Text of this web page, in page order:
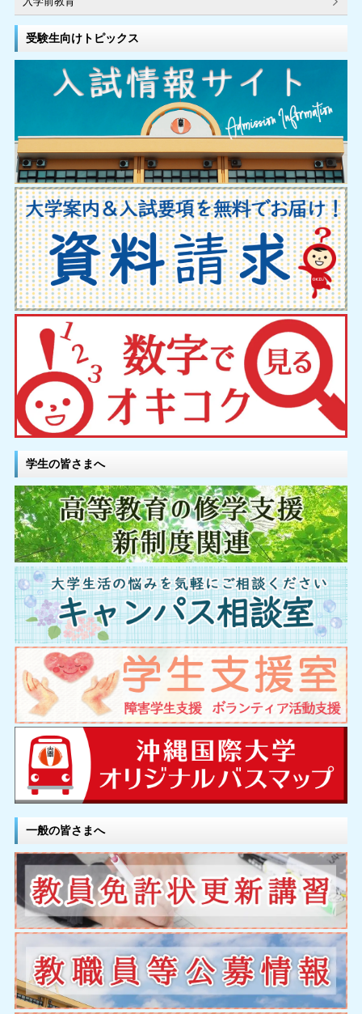
受験生向けトピックス
学生の皆さまへ
一般の皆さまへ